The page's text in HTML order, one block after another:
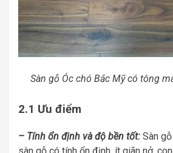
Sàn gỗ Óc chó Bắc Mỹ có tông
2.1 Ưu điểm
– Tính ổn định và độ bền tốt: Sàn
sàn gỗ có tính ổn định, ít giãn nở,